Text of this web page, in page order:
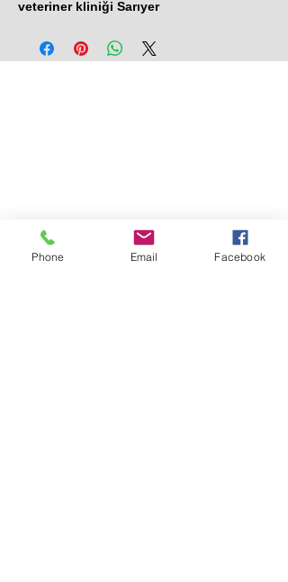
veteriner kliniği Sarıyer
Phone Email Facebook